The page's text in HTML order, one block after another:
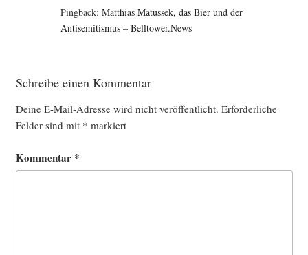
Pingback: Matthias Matussek, das Bier und der
Antisemitismus­­­­ – Belltower.News
Schreibe einen Kommentar
Deine E-Mail-Adresse wird nicht veröffentlicht. Erforderliche
Felder sind mit * markiert
Kommentar *